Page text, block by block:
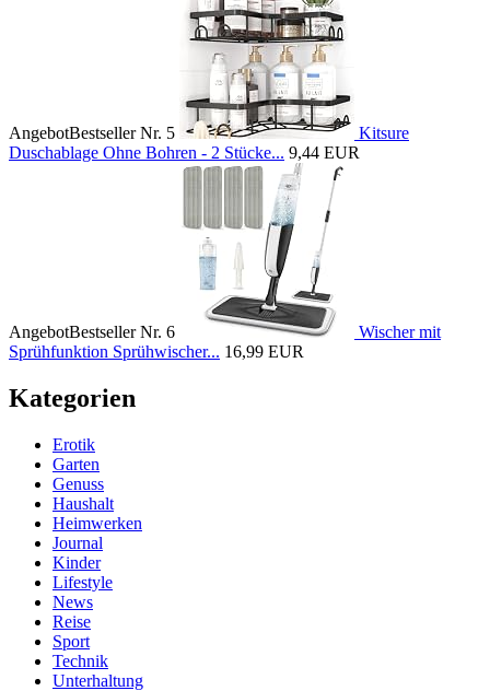
AngebotBestseller Nr. 5
Kitsure
Duschablage Ohne Bohren - 2 Stücke... 9,44 EUR
AngebotBestseller Nr. 6
Wischer mit
Sprühfunktion Sprühwischer... 16,99 EUR
Kategorien
Erotik
Garten
Genuss
Haushalt
Heimwerken
Journal
Kinder
Lifestyle
News
Reise
Sport
Technik
Unterhaltung